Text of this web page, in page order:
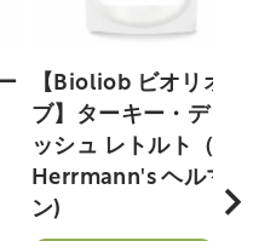
【Bioliob ビオリオー
ブ】ターキー・ディ
ッシュ レトルト（旧
Herrmann's ヘルマ
ン)